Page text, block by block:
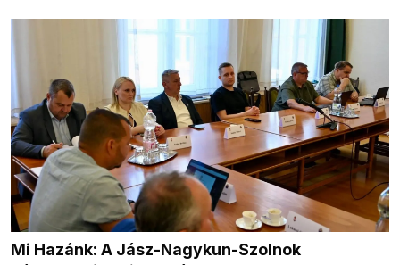
Mi Hazánk: A Jász-Nagykun-Szolnok